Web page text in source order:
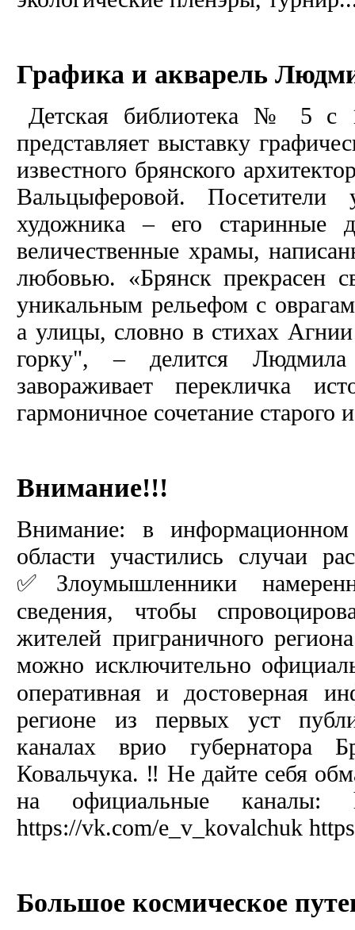
Графика и акварель
Детская библиотека № 5 с
представляет выставку
известного брянского
Вальцыферовой. Посетители
художника – его старинные
величественные храмы,
любовью. «Брянск прекрасен
уникальным рельефом с
а улицы, словно в стихах
горку", – делится
завораживает перекличка
гармоничное сочетание старого
Внимание!!!
Внимание: в информационном
области участились случаи
✅Злоумышленники
сведения, чтобы
жителей приграничного
можно исключительно
оперативная и достоверная
регионе из первых уст
каналах врио губернатора
Ковальчука. ‼️ Не дайте себя
на официальные каналы:
https://vk.com/e_v_kovalchuk
Большое космическое